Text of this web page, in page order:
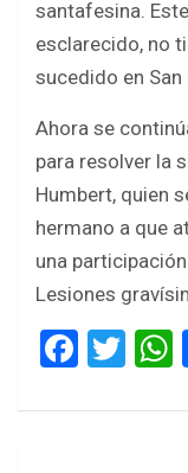
santafesina.
esclarecido, no
sucedido en San
Ahora se
para resolver la
Humbert, quien
hermano a que
una
Lesiones
F
ce
T
tt